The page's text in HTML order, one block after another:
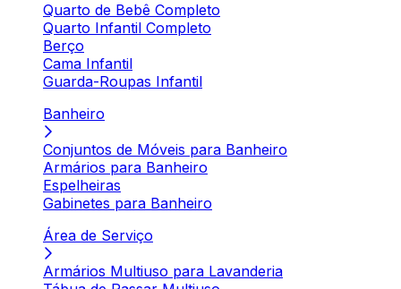
Quarto de Bebê Completo
Quarto Infantil Completo
Berço
Cama Infantil
Guarda-Roupas Infantil
Banheiro
Conjuntos de Móveis para Banheiro
Armários para Banheiro
Espelheiras
Gabinetes para Banheiro
Área de Serviço
Armários Multiuso para Lavanderia